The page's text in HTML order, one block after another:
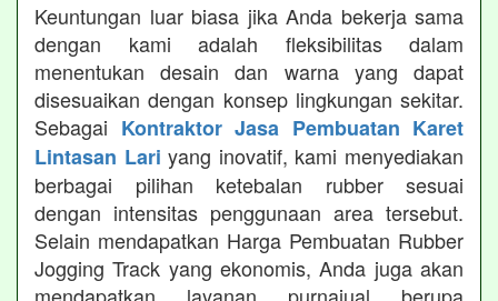
Keuntungan luar biasa jika Anda bekerja sama
dengan kami adalah fleksibilitas dalam
menentukan desain dan warna yang dapat
disesuaikan dengan konsep lingkungan sekitar.
Sebagai Kontraktor Jasa Pembuatan Karet
Lintasan Lari yang inovatif, kami menyediakan
berbagai pilihan ketebalan rubber sesuai
dengan intensitas penggunaan area tersebut.
Selain mendapatkan Harga Pembuatan Rubber
Jogging Track yang ekonomis, Anda juga akan